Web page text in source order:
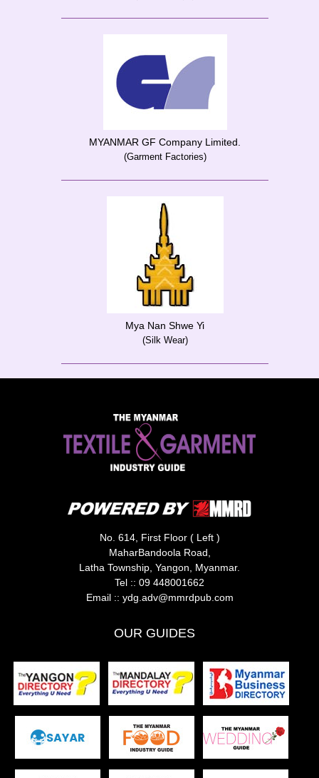
MYANMAR GF Company Limited.
(Garment Factories)
Mya Nan Shwe Yi
(Silk Wear)
No. 614, First Floor ( Left )
MaharBandoola Road,
Latha Township, Yangon, Myanmar.
Tel :: 09 448001662
Email :: ydg.adv@mmrdpub.com
OUR GUIDES